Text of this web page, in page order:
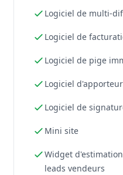
Logiciel de multi-
Logiciel de
Logiciel de pige
Logiciel
Logiciel de
Mini site
Widget
leads vendeurs